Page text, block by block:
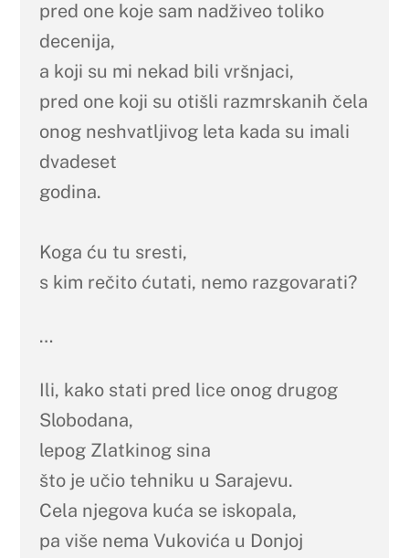
pred one koje sam nadživeo toliko
decenija,
a koji su mi nekad bili vršnjaci,
pred one koji su otišli razmrskanih čela
onog neshvatljivog leta kada su imali
dvadeset
godina.
Koga ću tu sresti,
s kim rečito ćutati, nemo razgovarati?
…
Ili, kako stati pred lice onog drugog
Slobodana,
lepog Zlatkinog sina
što je učio tehniku u Sarajevu.
Cela njegova kuća se iskopala,
pa više nema Vukovića u Donjoj